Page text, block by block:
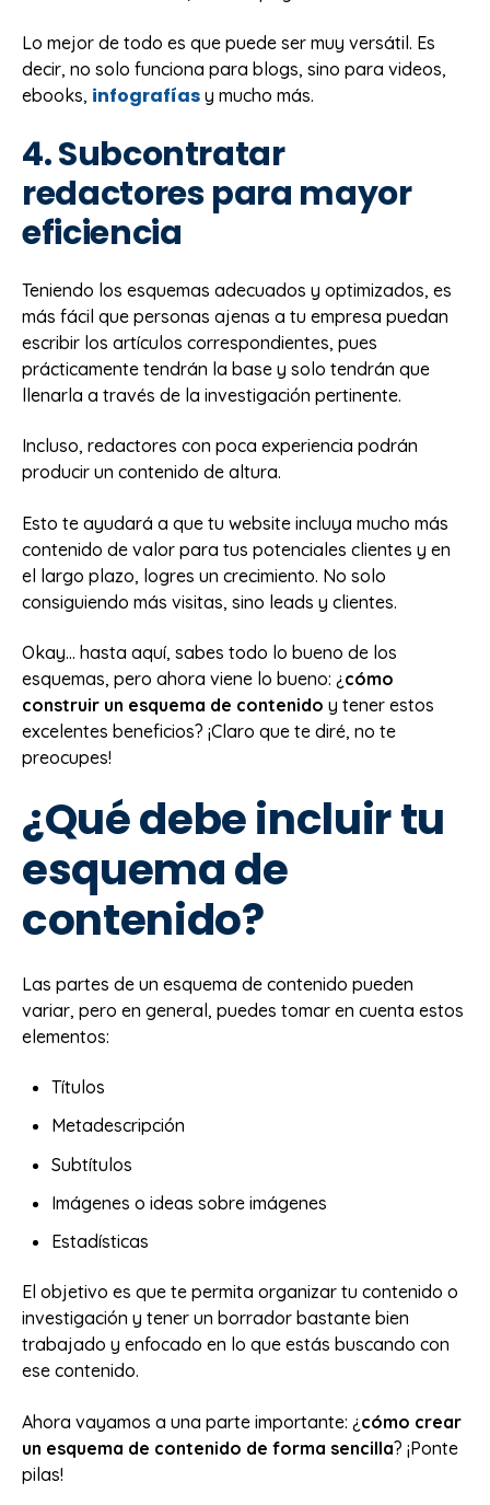
Lo mejor de todo es que puede ser muy versátil. Es
decir, no solo funciona para blogs, sino para videos,
ebooks, infografías y mucho más.
4. Subcontratar
redactores para mayor
eficiencia
Teniendo los esquemas adecuados y optimizados, es
más fácil que personas ajenas a tu empresa puedan
escribir los artículos correspondientes, pues
prácticamente tendrán la base y solo tendrán que
llenarla a través de la investigación pertinente.
Incluso, redactores con poca experiencia podrán
producir un contenido de altura.
Esto te ayudará a que tu website incluya mucho más
contenido de valor para tus potenciales clientes y en
el largo plazo, logres un crecimiento. No solo
consiguiendo más visitas, sino leads y clientes.
Okay… hasta aquí, sabes todo lo bueno de los
esquemas, pero ahora viene lo bueno: ¿ cómo
construir un esquema de contenido y tener estos
excelentes beneficios? ¡Claro que te diré, no te
preocupes!
¿Qué debe incluir tu
esquema de
contenido?
Las partes de un esquema de contenido pueden
variar, pero en general, puedes tomar en cuenta estos
elementos:
Títulos
Metadescripción
Subtítulos
Imágenes o ideas sobre imágenes
Estadísticas
El objetivo es que te permita organizar tu contenido o
investigación y tener un borrador bastante bien
trabajado y enfocado en lo que estás buscando con
ese contenido.
Ahora vayamos a una parte importante: ¿ cómo crear
un esquema de contenido de forma sencilla? ¡Ponte
pilas!